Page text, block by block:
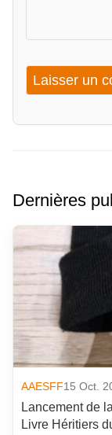
Dernières
AAESFF15 Oct.
Lancement de
Livre Héritiers